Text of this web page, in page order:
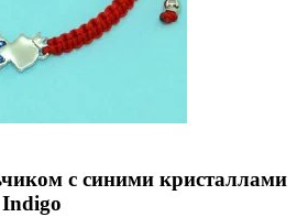
с синими кристаллами